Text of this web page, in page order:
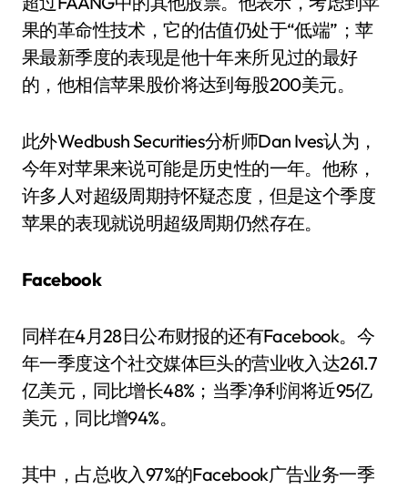
果的革命性技术，它的估值仍处于“低端”；苹
果最新季度的表现是他十年来所见过的最好
的，他相信苹果股价将达到每股200美元。
此外Wedbush Securities分析师Dan Ives认为，
今年对苹果来说可能是历史性的一年。他称，
许多人对超级周期持怀疑态度，但是这个季度
苹果的表现就说明超级周期仍然存在。
Facebook
同样在4月28日公布财报的还有Facebook。今
年一季度这个社交媒体巨头的营业收入达261.7
亿美元，同比增长48%；当季净利润将近95亿
美元，同比增94%。
其中，占总收入97%的Facebook广告业务一季